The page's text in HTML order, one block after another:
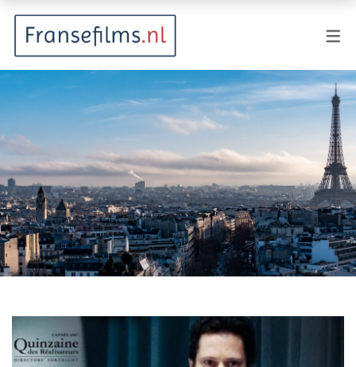
Animatie
Documentaire
Drama
Fantasy
Horror
Kostuumdrama
Misdaad